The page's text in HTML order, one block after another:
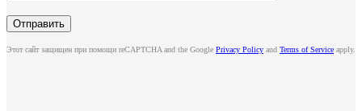
Этот сайт защищен при помощи reCAPTCHA and the Google Privacy Policy and Terms of Service apply.